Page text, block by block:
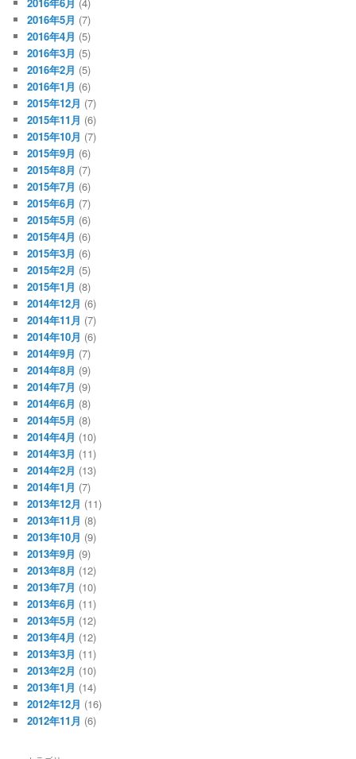
2016年5月 (7)
2016年4月 (5)
2016年3月 (5)
2016年2月 (5)
2016年1月 (6)
2015年12月 (7)
2015年11月 (6)
2015年10月 (7)
2015年9月 (6)
2015年8月 (7)
2015年7月 (6)
2015年6月 (7)
2015年5月 (6)
2015年4月 (6)
2015年3月 (6)
2015年2月 (5)
2015年1月 (8)
2014年12月 (6)
2014年11月 (7)
2014年10月 (6)
2014年9月 (7)
2014年8月 (9)
2014年7月 (9)
2014年6月 (8)
2014年5月 (8)
2014年4月 (10)
2014年3月 (11)
2014年2月 (13)
2014年1月 (7)
2013年12月 (11)
2013年11月 (8)
2013年10月 (9)
2013年9月 (9)
2013年8月 (12)
2013年7月 (10)
2013年6月 (11)
2013年5月 (12)
2013年4月 (12)
2013年3月 (11)
2013年2月 (10)
2013年1月 (14)
2012年12月 (16)
2012年11月 (6)